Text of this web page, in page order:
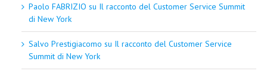
Paolo FABRIZIO su Il racconto del Customer Service Summit
di New York
Salvo Prestigiacomo su Il racconto del Customer Service
Summit di New York